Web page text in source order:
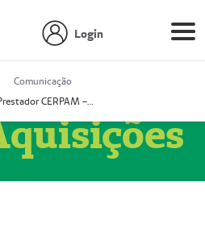
Login
Comunicação
Prestador CERPAM – Centro de Reabilitação S/S Ltda-ME (52004274-8)